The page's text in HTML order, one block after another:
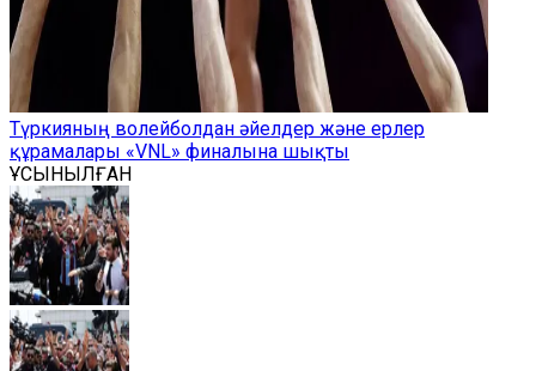
Түркияның волейболдан әйелдер және ерлер
құрамалары «VNL» финалына шықты
ҰСЫНЫЛҒАН